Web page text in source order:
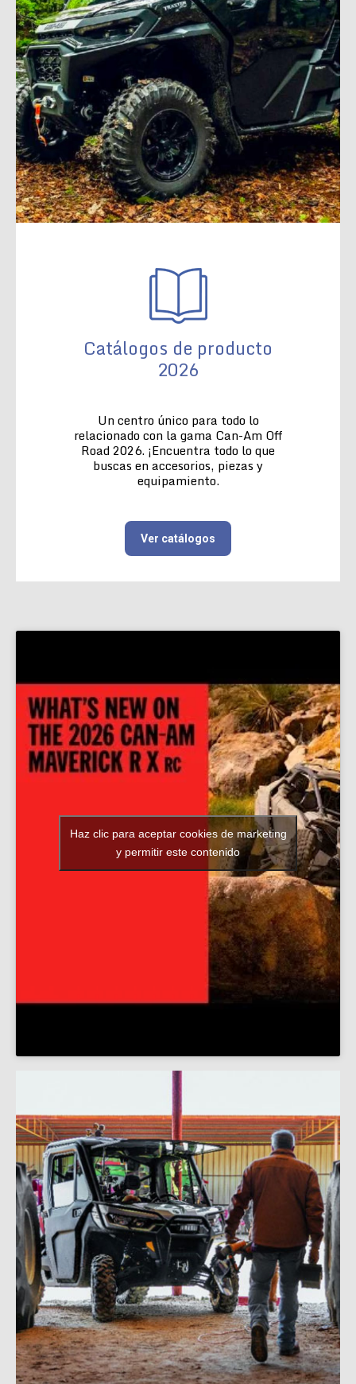
Catálogos de producto
2026
Un centro único para todo lo
relacionado con la gama Can-Am Off
Road 2026. ¡Encuentra todo lo que
buscas en accesorios, piezas y
equipamiento.
Ver catálogos
Haz clic para aceptar cookies de marketing
y permitir este contenido